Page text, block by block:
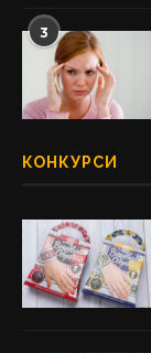
3
КОНКУРСИ